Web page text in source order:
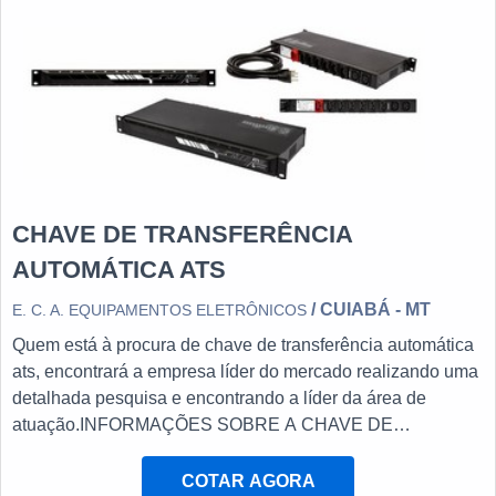
CHAVE DE TRANSFERÊNCIA
AUTOMÁTICA ATS
E. C. A. EQUIPAMENTOS ELETRÔNICOS / CUIABÁ - MT
Quem está à procura de chave de transferência automática
ats, encontrará a empresa líder do mercado realizando uma
detalhada pesquisa e encontrando a líder da área de
atuação.INFORMAÇÕES SOBRE A CHAVE DE
chave de transferência automática ats em uma empresa
COTAR AGORA